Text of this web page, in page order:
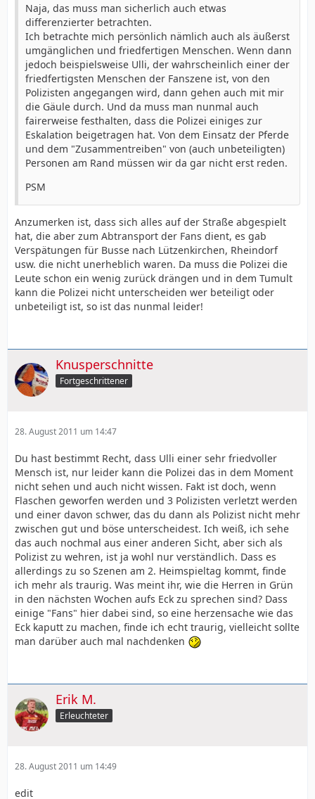
Naja, das muss man sicherlich auch etwas
differenzierter betrachten.
Ich betrachte mich persönlich nämlich auch als äußerst
umgänglichen und friedfertigen Menschen. Wenn dann
jedoch beispielsweise Ulli, der wahrscheinlich einer der
friedfertigsten Menschen der Fanszene ist, von den
Polizisten angegangen wird, dann gehen auch mit mir
die Gäule durch. Und da muss man nunmal auch
fairerweise festhalten, dass die Polizei einiges zur
Eskalation beigetragen hat. Von dem Einsatz der Pferde
und dem "Zusammentreiben" von (auch unbeteiligten)
Personen am Rand müssen wir da gar nicht erst reden.
PSM
Anzumerken ist, dass sich alles auf der Straße abgespielt
hat, die aber zum Abtransport der Fans dient, es gab
Verspätungen für Busse nach Lützenkirchen, Rheindorf
usw. die nicht unerheblich waren. Da muss die Polizei die
Leute schon ein wenig zurück drängen und in dem Tumult
kann die Polizei nicht unterscheiden wer beteiligt oder
unbeteiligt ist, so ist das nunmal leider!
Knusperschnitte
Fortgeschrittener
28. August 2011 um 14:47
Du hast bestimmt Recht, dass Ulli einer sehr friedvoller
Mensch ist, nur leider kann die Polizei das in dem Moment
nicht sehen und auch nicht wissen. Fakt ist doch, wenn
Flaschen geworfen werden und 3 Polizisten verletzt werden
und einer davon schwer, das du dann als Polizist nicht mehr
zwischen gut und böse unterscheidest. Ich weiß, ich sehe
das auch nochmal aus einer anderen Sicht, aber sich als
Polizist zu wehren, ist ja wohl nur verständlich. Dass es
allerdings zu so Szenen am 2. Heimspieltag kommt, finde
ich mehr als traurig. Was meint ihr, wie die Herren in Grün
in den nächsten Wochen aufs Eck zu sprechen sind? Dass
einige "Fans" hier dabei sind, so eine herzensache wie das
Eck kaputt zu machen, finde ich echt traurig, vielleicht sollte
man darüber auch mal nachdenken
Erik M.
Erleuchteter
28. August 2011 um 14:49
edit